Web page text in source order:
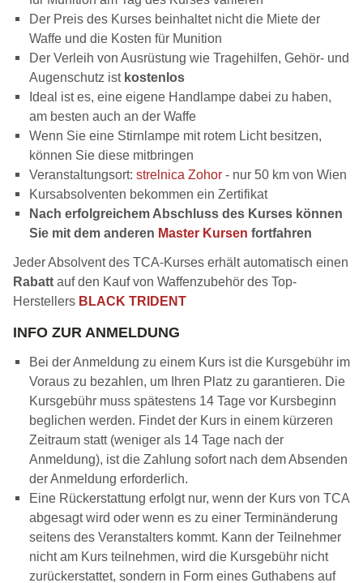
Der Preis des Kurses beinhaltet nicht die Miete der
Waffe und die Kosten für Munition
Der Verleih von Ausrüstung wie Tragehilfen, Gehör- und
Augenschutz ist kostenlos
Ideal ist es, eine eigene Handlampe dabei zu haben,
am besten auch an der Waffe
Wenn Sie eine Stirnlampe mit rotem Licht besitzen,
können Sie diese mitbringen
Veranstaltungsort: strelnica Zohor - nur 50 km von Wien
Kursabsolventen bekommen ein Zertifikat
Nach erfolgreichem Abschluss des Kurses können
Sie mit dem anderen Master Kursen fortfahren
Jeder Absolvent des TCA-Kurses erhält automatisch einen
Rabatt auf den Kauf von Waffenzubehör des Top-
Herstellers BLACK TRIDENT
INFO ZUR ANMELDUNG
Bei der Anmeldung zu einem Kurs ist die Kursgebühr im
Voraus zu bezahlen, um Ihren Platz zu garantieren. Die
Kursgebühr muss spätestens 14 Tage vor Kursbeginn
beglichen werden. Findet der Kurs in einem kürzeren
Zeitraum statt (weniger als 14 Tage nach der
Anmeldung), ist die Zahlung sofort nach dem Absenden
der Anmeldung erforderlich.
Eine Rückerstattung erfolgt nur, wenn der Kurs von TCA
abgesagt wird oder wenn es zu einer Terminänderung
seitens des Veranstalters kommt. Kann der Teilnehmer
nicht am Kurs teilnehmen, wird die Kursgebühr nicht
zurückerstattet, sondern in Form eines Guthabens auf